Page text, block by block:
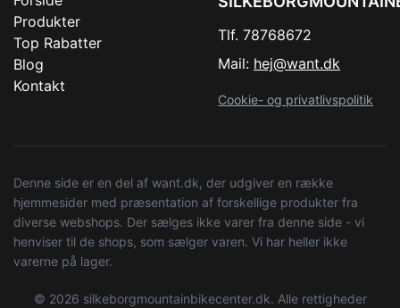
Produkter
Top Rabatter
Blog
Kontakt
Tlf. 78768672
Mail: hej@want.dk
Cookie- og privatlivspolitik
Denne side er en del af want.dk, der udgiver en række
hjemmesider med præsentation af forskellige produkter fra
diverse webshops. Der sælges ikke varer fra denne side - vi
henviser til de shops, som sælger varen. Vi har heller ikke
varerne på lager.
© 2026 silkeborgmountainbikecenter.dk. Alle rettigheder